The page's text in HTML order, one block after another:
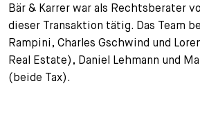
Administration
Assistenzen
Spontanbewerbung
Bär & Karrer war als Rechtsberater
dieser Transaktion tätig. Das Team
Rampini, Charles Gschwind und
Real Estate), Daniel Lehmann und
(beide Tax).